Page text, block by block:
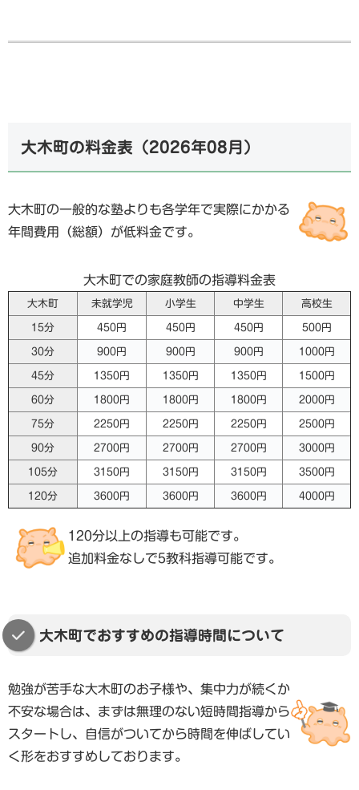
大木町の料金表（2026年08月）
大木町の一般的な塾よりも各学年で実際にかかる
年間費用（総額）が低料金です。
大木町での家庭教師の指導料金表
大木町 未就学児 小学生 中学生 高校生
15分 450円 450円 450円 500円
30分 900円 900円 900円 1000円
45分 1350円 1350円 1350円 1500円
60分 1800円 1800円 1800円 2000円
75分 2250円 2250円 2250円 2500円
90分 2700円 2700円 2700円 3000円
105分 3150円 3150円 3150円 3500円
120分 3600円 3600円 3600円 4000円
120分以上の指導も可能です。
追加料金なしで5教科指導可能です。
大木町でおすすめの指導時間について
勉強が苦手な大木町のお子様や、集中力が続くか
不安な場合は、まずは無理のない短時間指導から
スタートし、自信がついてから時間を伸ばしてい
く形をおすすめしております。